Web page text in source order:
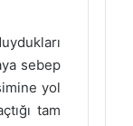
sebep
yol
tam